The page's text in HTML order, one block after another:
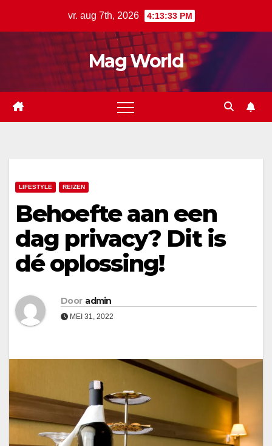
vr. aug 7th, 2026 4:13:34 PM
Mag World
LIFESTYLE REIZEN
Behoefte aan een
dag privacy? Dit is
dé oplossing!
Door admin
MEI 31, 2022